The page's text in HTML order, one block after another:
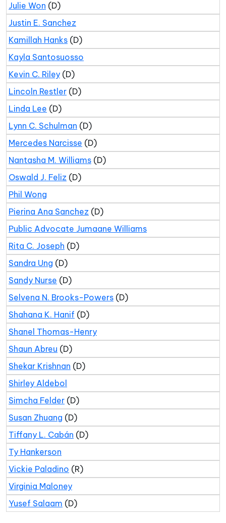
Julie Won (D)
Justin E. Sanchez
Kamillah Hanks (D)
Kayla Santosuosso
Kevin C. Riley (D)
Lincoln Restler (D)
Linda Lee (D)
Lynn C. Schulman (D)
Mercedes Narcisse (D)
Nantasha M. Williams (D)
Oswald J. Feliz (D)
Phil Wong
Pierina Ana Sanchez (D)
Public Advocate Jumaane Williams
Rita C. Joseph (D)
Sandra Ung (D)
Sandy Nurse (D)
Selvena N. Brooks-Powers (D)
Shahana K. Hanif (D)
Shanel Thomas-Henry
Shaun Abreu (D)
Shekar Krishnan (D)
Shirley Aldebol
Simcha Felder (D)
Susan Zhuang (D)
Tiffany L. Cabán (D)
Ty Hankerson
Vickie Paladino (R)
Virginia Maloney
Yusef Salaam (D)